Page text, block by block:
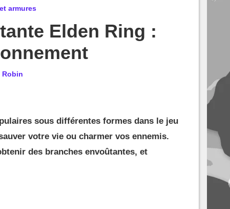
armures
Elden Ring :
Robin
sous différentes formes dans le jeu
votre vie ou charmer vos ennemis.
des branches envoûtantes, et